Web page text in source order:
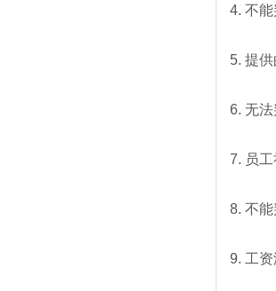
4. 不
5. 提
6. 无
7. 员
8. 不
9. 工资